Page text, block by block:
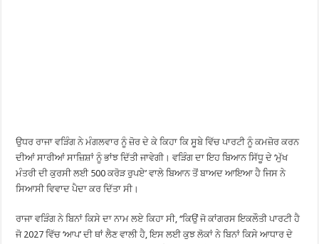
ਉਧਰ ਰਾਜਾ ਵੜਿੰਗ ਨੇ ਮੰਗਲਵਾਰ ਨੂੰ ਜ਼ੋਰ ਦੇ ਕੇ ਕਿਹਾ ਕਿ ਸੂਬੇ ਵਿੱਚ ਪਾਰਟੀ ਨੂੰ ਕਮਜ਼ੋਰ ਕਰਨ
ਦੀਆਂ ਸਾਰੀਆਂ ਸਾਜ਼ਿਸ਼ਾਂ ਨੂੰ ਭਾਂਝ ਦਿੱਤੀ ਜਾਵੇਗੀ। ਵੜਿੰਗ ਦਾ ਇਹ ਬਿਆਨ ਸਿੱਧੂ ਦੇ ‘ਮੁੱਖ
ਮੰਤਰੀ ਦੀ ਕੁਰਸੀ ਲਈ 500 ਕਰੋੜ ਰੁਪਏ’ ਵਾਲੇ ਬਿਆਨ ਤੋਂ ਬਾਅਦ ਆਇਆ ਹੈ ਜਿਸ ਨੇ
ਸਿਆਸੀ ਵਿਵਾਦ ਪੈਦਾ ਕਰ ਦਿੱਤਾ ਸੀ।
ਰਾਜਾ ਵੜਿੰਗ ਨੇ ਬਿਨਾਂ ਕਿਸੇ ਦਾ ਨਾਮ ਲਏ ਕਿਹਾ ਸੀ, ‘‘ਕਿਉਂ ਜੋ ਕਾਂਗਰਸ ਇਕਲੌਤੀ ਪਾਰਟੀ ਹੈ
ਜੋ 2027 ਵਿੱਚ ‘ਆਪ’ ਦੀ ਥਾਂ ਲੈਣ ਵਾਲੀ ਹੈ, ਇਸ ਲਈ ਕੁਝ ਲੋਕਾਂ ਨੇ ਬਿਨਾਂ ਕਿਸੇ ਆਧਾਰ ਦੇ